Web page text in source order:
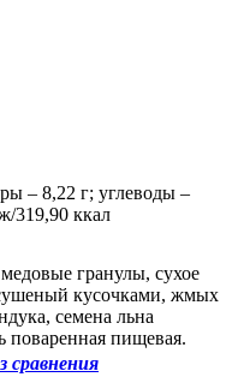
– 8,22 г; углеводы –
319,90 ккал
гранулы, сухое
кусочками, жмых
семена льна
поваренная пищевая.
сравнения